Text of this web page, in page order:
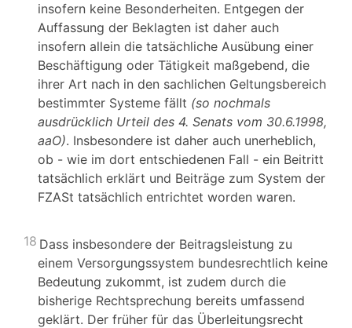
insofern keine Besonderheiten. Entgegen der
Auffassung der Beklagten ist daher auch
insofern allein die tatsächliche Ausübung einer
Beschäftigung oder Tätigkeit maßgebend, die
ihrer Art nach in den sachlichen Geltungsbereich
bestimmter Systeme fällt (so nochmals
ausdrücklich Urteil des 4. Senats vom 30.6.1998,
aaO). Insbesondere ist daher auch unerheblich,
ob - wie im dort entschiedenen Fall - ein Beitritt
tatsächlich erklärt und Beiträge zum System der
FZASt tatsächlich entrichtet worden waren.
18 Dass insbesondere der Beitragsleistung zu
einem Versorgungssystem bundesrechtlich keine
Bedeutung zukommt, ist zudem durch die
bisherige Rechtsprechung bereits umfassend
geklärt. Der früher für das Überleitungsrecht